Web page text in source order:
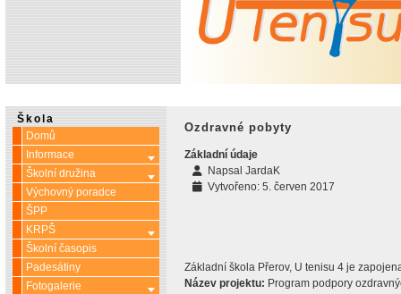
Škola
Domů
Informace
Více o: Informace
Školní družina Více o: Školní družina
Výchovný poradce
ŠPP
KRPŠ
Více o: KRPŠ
Školní časopis
Padesátiny
Fotogalerie
Více o: Fotogalerie
Ozdravné pobyty
Základní údaje
Napsal JardaK
Vytvořeno: 5. červen 2017
Základní škola Přerov, U tenisu 4 je
Název projektu: Program podpory